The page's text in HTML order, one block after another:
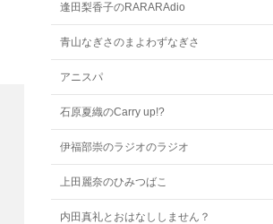
逢田梨香子のRARARAdio
青山なぎさのまよわずなぎさ
アニスパ
石原夏織のCarry up!?
伊福部崇のラジオのラジオ
上田麗奈のひみつばこ
内田真礼とおはなししません？